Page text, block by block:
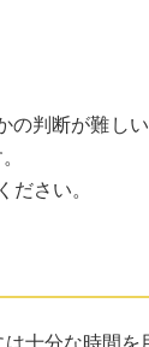
判断が難し
ださい。
十分な時間